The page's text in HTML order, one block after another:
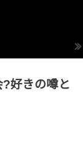
好きの噂と